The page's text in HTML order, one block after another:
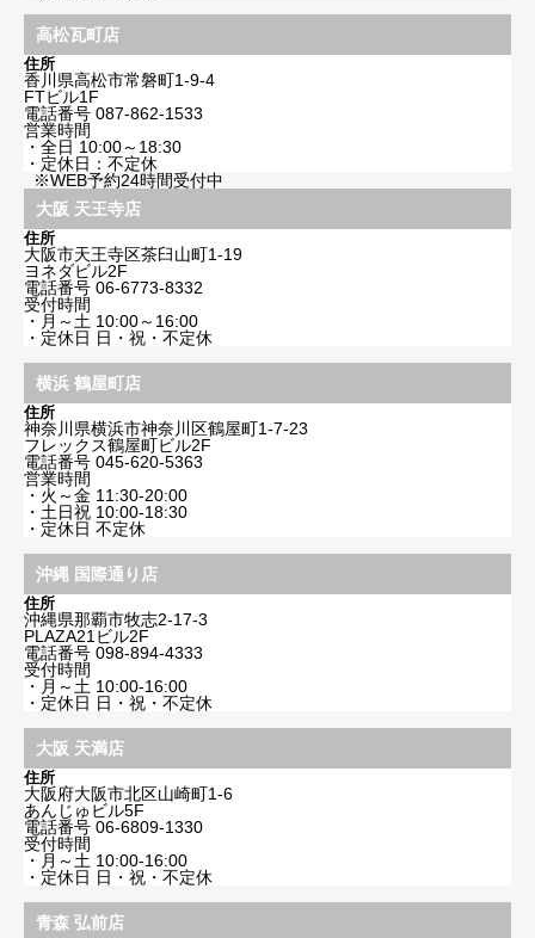
高松瓦町店
住所
香川県高松市常磐町1-9-4
FTビル1F
電話番号 087-862-1533
営業時間
・全日 10:00～18:30
・定休日：不定休
※WEB予約24時間受付中
大阪 天王寺店
住所
大阪市天王寺区茶臼山町1-19
ヨネダビル2F
電話番号 06-6773-8332
受付時間
・月～土 10:00～16:00
・定休日 日・祝・不定休
横浜 鶴屋町店
住所
神奈川県横浜市神奈川区鶴屋町1-7-23
フレックス鶴屋町ビル2F
電話番号 045-620-5363
営業時間
・火～金 11:30-20:00
・土日祝 10:00-18:30
・定休日 不定休
沖縄 国際通り店
住所
沖縄県那覇市牧志2-17-3
PLAZA21ビル2F
電話番号 098-894-4333
受付時間
・月～土 10:00-16:00
・定休日 日・祝・不定休
大阪 天満店
住所
大阪府大阪市北区山崎町1-6
あんじゅビル5F
電話番号 06-6809-1330
受付時間
・月～土 10:00-16:00
・定休日 日・祝・不定休
青森 弘前店